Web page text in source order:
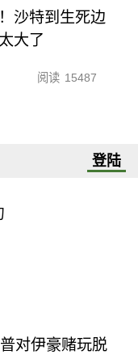
沙特到生死边
大了
阅读 15487
登陆
对伊豪赌玩脱